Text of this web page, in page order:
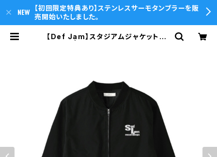
【初回限定特典あり】ステンレスサーモタンブラーを販
売開始いたしました。
【Def Jam】スタジアムジャケット（ブ